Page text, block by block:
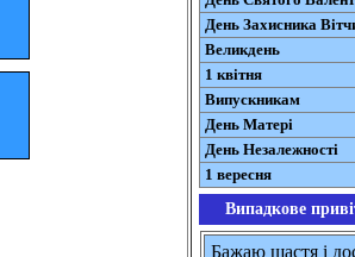
День Захисника
Великдень
1 квітня
Випускникам
День Матері
День Незалежності
1 вересня
Випадкове
Бажаю щастя i